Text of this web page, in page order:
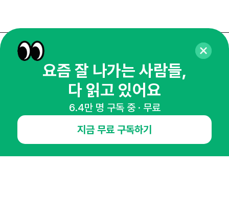
매주 화요일 아침,
마케팅 감각을 깨워 드릴게요!
65,043명의 마케터를 성장시키는 뉴스레터
요즘 잘 나가는 사람들,
다 읽고 있어요
6.4만 명 구독 중 · 무료
지금 무료 구독하기